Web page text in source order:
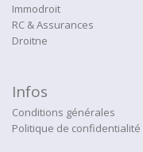
Immodroit
RC & Assurances
Droitne
Infos
Conditions générales
Politique de confidentialité